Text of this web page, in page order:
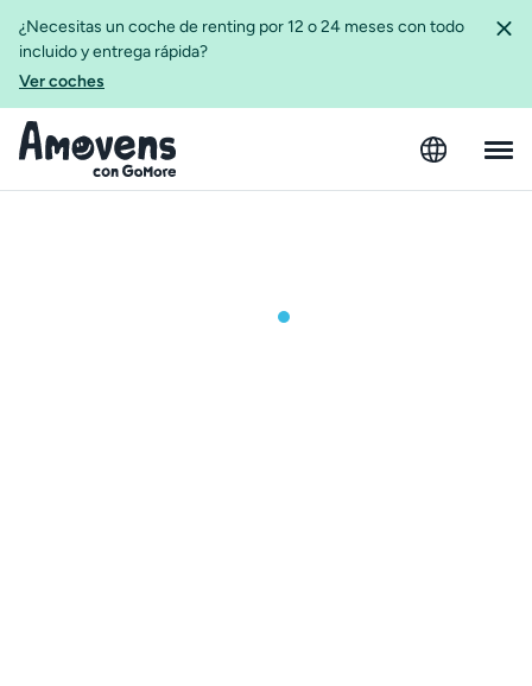
¿Necesitas un coche de renting por 12 o 24 meses con todo
incluido y entrega rápida?
Ver coches